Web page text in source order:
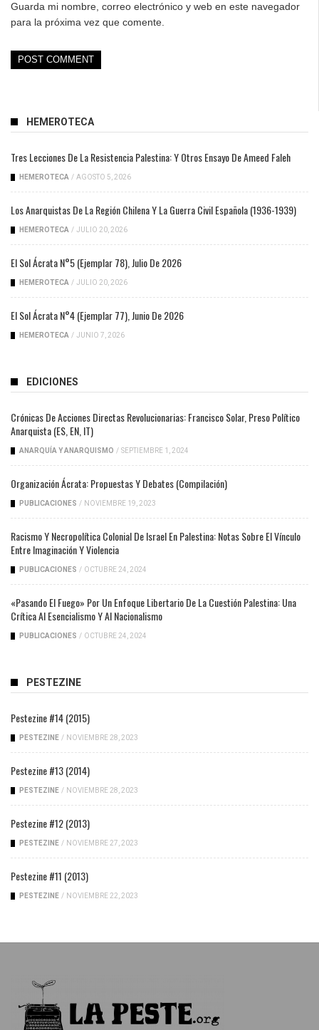
Guarda mi nombre, correo electrónico y web en este navegador
para la próxima vez que comente.
HEMEROTECA
Tres Lecciones De La Resistencia Palestina: Y Otros Ensayo De Ameed Faleh
HEMEROTECA / AGOSTO 5, 2026
Los Anarquistas De La Región Chilena Y La Guerra Civil Española (1936-1939)
HEMEROTECA / JULIO 20, 2026
El Sol Ácrata N°5 (ejemplar 78), Julio De 2026
HEMEROTECA / JULIO 20, 2026
El Sol Ácrata N°4 (ejemplar 77), Junio De 2026
HEMEROTECA / JUNIO 7, 2026
EDICIONES
Crónicas De Acciones Directas Revolucionarias: Francisco Solar, Preso Político
Anarquista (ES, EN, IT)
ANARQUÍA Y ANARQUISMO / SEPTIEMBRE 1, 2024
Organización Ácrata: Propuestas Y Debates (compilación)
PUBLICACIONES / NOVIEMBRE 19, 2023
Racismo Y Necropolítica Colonial De Israel En Palestina: Notas Sobre El Vínculo
Entre Imaginación Y Violencia
PUBLICACIONES / OCTUBRE 24, 2024
«Pasando El Fuego» Por Un Enfoque Libertario De La Cuestión Palestina: Una
Crítica Al Esencialismo Y Al Nacionalismo
PUBLICACIONES / OCTUBRE 24, 2024
PESTEZINE
Pestezine #14 (2015)
PESTEZINE / NOVIEMBRE 28, 2023
Pestezine #13 (2014)
PESTEZINE / NOVIEMBRE 28, 2023
Pestezine #12 (2013)
PESTEZINE / NOVIEMBRE 27, 2023
Pestezine #11 (2013)
PESTEZINE / NOVIEMBRE 22, 2023